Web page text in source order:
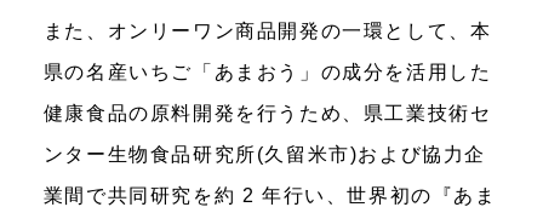
また、オンリーワン商品開発の一環として、本
県の名産いちご「あまおう」の成分を活用した
健康食品の原料開発を行うため、県工業技術セ
ンター生物食品研究所(久留米市)および協力企
業間で共同研究を約 2 年行い、世界初の『あま